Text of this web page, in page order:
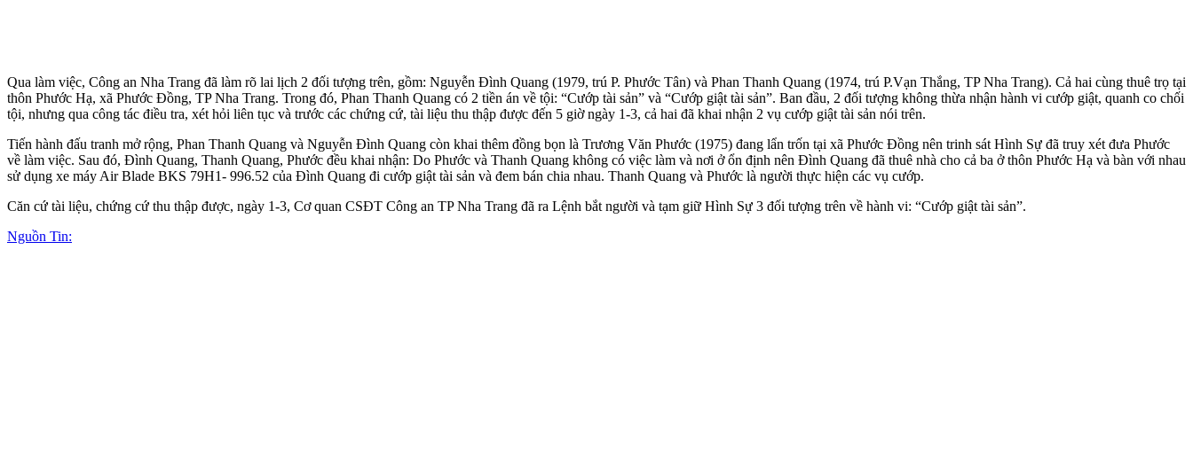
Qua làm việc, Công an Nha Trang đã làm rõ lai lịch 2 đối tượng trên, gồm: Nguyễn Đình Quang (1979, trú P. Phước Tân) và Phan Thanh Quang (1974, trú P.Vạn Thắng, TP Nha Trang). Cả hai cùng thuê trọ tại
thôn Phước Hạ, xã Phước Đồng, TP Nha Trang. Trong đó, Phan Thanh Quang có 2 tiền án về tội: “Cướp tài sản” và “Cướp giật tài sản”. Ban đầu, 2 đối tượng không thừa nhận hành vi cướp giật, quanh co chối
tội, nhưng qua công tác điều tra, xét hỏi liên tục và trước các chứng cứ, tài liệu thu thập được đến 5 giờ ngày 1-3, cả hai đã khai nhận 2 vụ cướp giật tài sản nói trên.
Tiến hành đấu tranh mở rộng, Phan Thanh Quang và Nguyễn Đình Quang còn khai thêm đồng bọn là Trương Văn Phước (1975) đang lẩn trốn tại xã Phước Đồng nên trinh sát Hình Sự đã truy xét đưa Phước
về làm việc. Sau đó, Đình Quang, Thanh Quang, Phước đều khai nhận: Do Phước và Thanh Quang không có việc làm và nơi ở ổn định nên Đình Quang đã thuê nhà cho cả ba ở thôn Phước Hạ và bàn với nhau
sử dụng xe máy Air Blade BKS 79H1- 996.52 của Đình Quang đi cướp giật tài sản và đem bán chia nhau. Thanh Quang và Phước là người thực hiện các vụ cướp.
Căn cứ tài liệu, chứng cứ thu thập được, ngày 1-3, Cơ quan CSĐT Công an TP Nha Trang đã ra Lệnh bắt người và tạm giữ Hình Sự 3 đối tượng trên về hành vi: “Cướp giật tài sản”.
Nguồn Tin: